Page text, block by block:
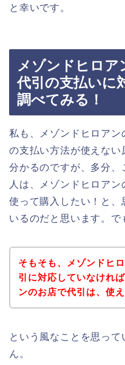
と幸いです。
メゾンドヒロア
代引の支払いに
調べてみる！
私も、メゾンドヒロアン
の支払い方法が使えな
分かるのですが、多分、
人は、メゾンドヒロア
使って購入したい！と、
いるのだと思います。で
そもそも、メゾンドヒ
引に対応していなけれ
ンのお店で代引は、使
という風なことを思っ
ん。